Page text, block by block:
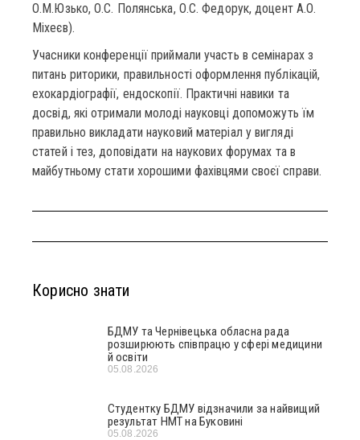
О.М.Юзько, О.С. Полянська, О.С. Федорук, доцент А.О.
Міхеєв).
Учасники конференції приймали участь в семінарах з
питань риторики, правильності оформлення публікацій,
ехокардіографії, ендоскопії. Практичні навики та
досвід, які отримали молоді науковці допоможуть їм
правильно викладати науковий матеріал у вигляді
статей і тез, доповідати на наукових форумах та в
майбутньому стати хорошими фахівцями своєї справи.
Корисно знати
БДМУ та Чернівецька обласна рада
розширюють співпрацю у сфері медицини
й освіти
05.08.2026
Студентку БДМУ відзначили за найвищий
результат НМТ на Буковині
05.08.2026